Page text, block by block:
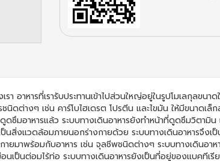
อาหารที่เรารับประทานเข้าไปส่วนใหญ่อยู่ในรูปโมเลกุลขน
นิดต่างๆ เช่น คาร์โบไฮเดรต โปรตีน และไขมัน ให้มีขนาดเ
ซึมอาหารแล้ว ระบบทางเดินอาหารยังทำหน้าที่ดูดซึมวิตามิ
สิ่งแวดล้อมภายนอกร่างกายด้วย ระบบทางเดินอาหารจึงเ
มาพร้อมกับอาหาร เช่น จุลชีพชนิดต่างๆ ระบบทางเดินอาห
เป็นต่อมไร้ท่อ ระบบทางเดินอาหารยังเป็นที่อยู่ของแบคทีเรี